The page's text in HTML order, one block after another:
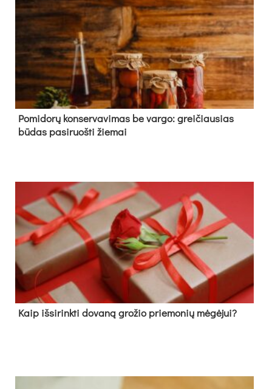
Pomidorų konservavimas be vargo: greičiausias
būdas pasiruošti žiemai
Kaip išsirinkti dovaną grožio priemonių mėgėjui?